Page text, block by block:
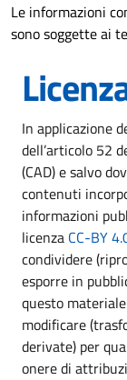
Le informazioni
sono soggette ai
In applicazione
dell’articolo 52
(CAD) e salvo
contenuti
informazioni
licenza CC-BY
condividere
esporre in
questo
modificare
derivate) per
onere di